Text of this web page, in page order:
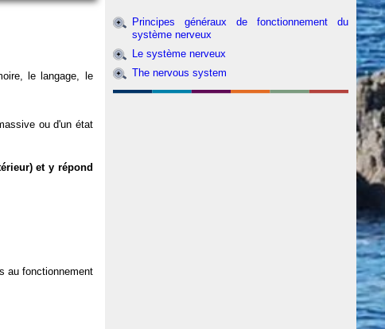
le langage, le
ou d'un état
et y répond
au fonctionnement
Principes généraux de fonctionnement du
système nerveux
Le système nerveux
The nervous system